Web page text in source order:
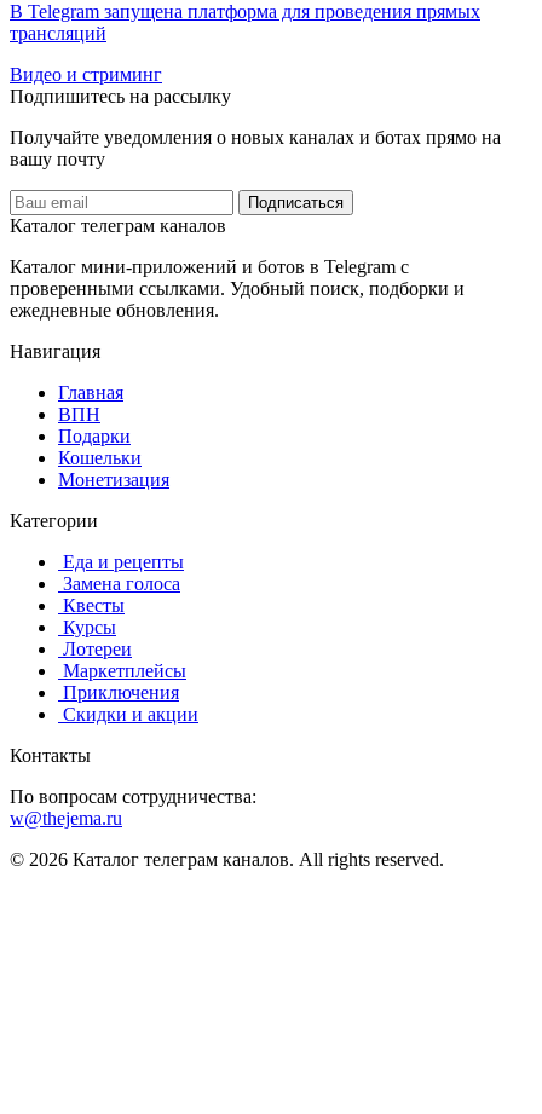
В Telegram запущена платформа для проведения прямых
трансляций
Видео и стриминг
Подпишитесь на рассылку
Получайте уведомления о новых каналах и ботаx прямо на
вашу почту
Подписаться
Каталог телеграм каналов
Каталог мини-приложений и ботов в Telegram с
проверенными ссылками. Удобный поиск, подборки и
ежедневные обновления.
Навигация
Главная
️ВПН
Подарки
Кошельки
Монетизация
Категории
️ ️Еда и рецепты
️ Замена голоса
️ Квесты
‍ Курсы
️ Лотереи
️ Маркетплейсы
️ Приключения
️ Скидки и акции
Контакты
По вопросам сотрудничества:
w@thejema.ru
© 2026 Каталог телеграм каналов. All rights reserved.